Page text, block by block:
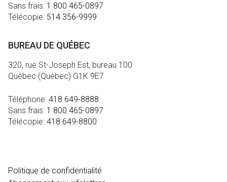
Sans frais: 1 800 465-0897
Télécopie: 514 356-9999
BUREAU DE QUÉBEC
320, rue St-Joseph Est, bureau 100
Québec (Québec) G1K 9E7
Téléphone: 418 649-8888
Sans frais: 1 800 465-0897
Télécopie: 418 649-8800
Politique de confidentialité